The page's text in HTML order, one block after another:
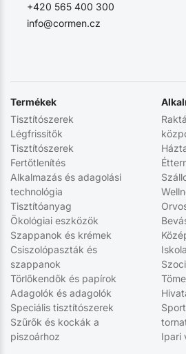
info@cormen.cz
+420 565 400 300
Termékek
Tisztítószerek
Légfrissítők
Tisztítószerek
Fertőtlenítés
Alkalmazás és adagolási
technológia
Tisztítóanyag
Ökológiai eszközök
Szappanok és krémek
Csiszolópaszták és
szappanok
Törlőkendők és papírok
Adagolók és adagolók
Speciális tisztítószerek
Szűrők és kockák a
piszoárhoz
Ipari